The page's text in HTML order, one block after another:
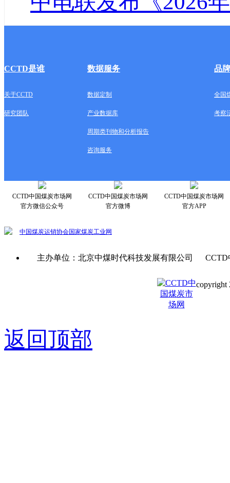
CCTD是谁 数据服务 品
关于CCTD 数据定制 全国
研究团队 产业数据库 考察
周期类刊物和分析报告
咨询服务
CCTD中国煤炭市场网
官方微信公众号
CCTD中国煤炭市场网
官方微博
CCTD中国煤炭市场网
官方APP
中国煤炭运销协会国家煤炭工业网
主办单位：北京中煤时代科技发展有限公司
copyright
返回顶部